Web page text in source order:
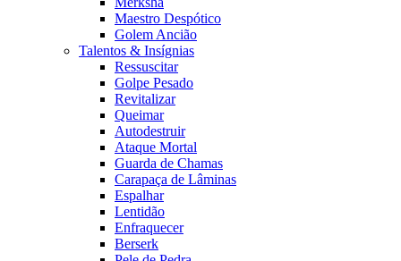
Maestro Despótico
Golem Ancião
Talentos & Insígnias
Ressuscitar
Golpe Pesado
Revitalizar
Queimar
Autodestruir
Ataque Mortal
Guarda de Chamas
Carapaça de Lâminas
Espalhar
Lentidão
Enfraquecer
Berserk